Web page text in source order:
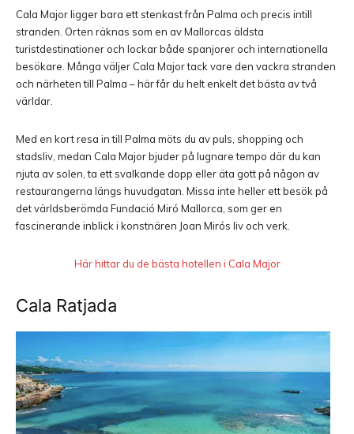
Cala Majorligger bara ett stenkast från Palma och precis intill
stranden. Orten räknas som en av Mallorcas äldsta
turistdestinationer och lockar både spanjorer och internationella
besökare. Många väljer Cala Major tack vare den vackra stranden
och närheten till Palma – här får du helt enkelt det bästa av två
världar.
Med en kort resa in till Palma möts du av puls, shopping och
stadsliv, medan Cala Major bjuder på lugnare tempo där du kan
njuta av solen, ta ett svalkande dopp eller äta gott på någon av
restaurangerna längs huvudgatan. Missa inte heller ett besök på
det världsberömda Fundació Miró Mallorca , som ger en
fascinerande inblick i konstnären Joan Mirós liv och verk.
Här hittar du de bästa hotellen i Cala Major
Cala Ratjada